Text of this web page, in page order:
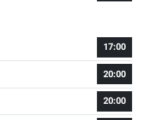
17:00
20:00
20:00